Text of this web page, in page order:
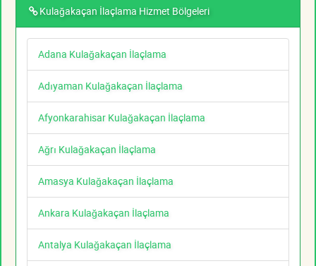
Kulağakaçan İlaçlama Hizmet Bölgeleri
Adana Kulağakaçan İlaçlama
Adıyaman Kulağakaçan İlaçlama
Afyonkarahisar Kulağakaçan İlaçlama
Ağrı Kulağakaçan İlaçlama
Amasya Kulağakaçan İlaçlama
Ankara Kulağakaçan İlaçlama
Antalya Kulağakaçan İlaçlama